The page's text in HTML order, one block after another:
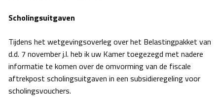
Scholingsuitgaven
Tijdens het wetgevingsoverleg over het Belastingpakket van
d.d. 7 november j.l. heb ik uw Kamer toegezegd met nadere
informatie te komen over de omvorming van de fiscale
aftrekpost scholingsuitgaven in een subsidieregeling voor
scholingsvouchers.